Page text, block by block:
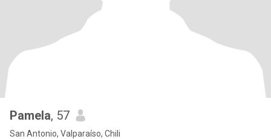
Pamela, 57
San Antonio, Valparaíso, Chili